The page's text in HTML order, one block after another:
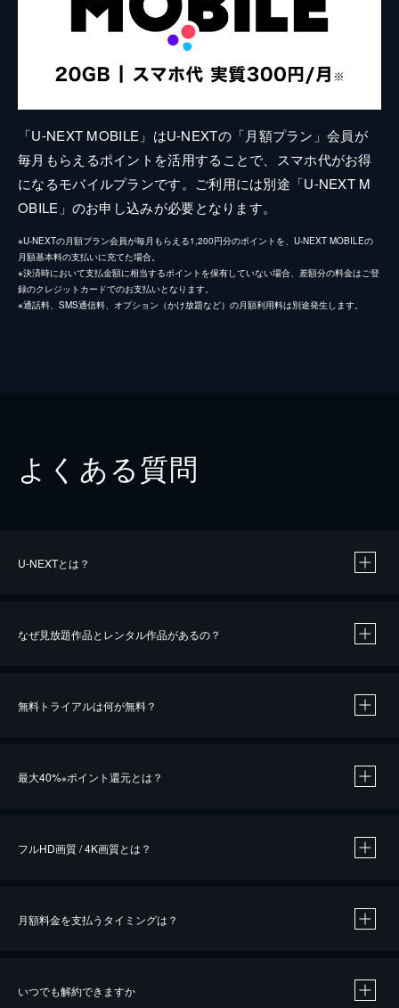
「U-NEXT MOBILE」はU-NEXTの「月額プラン」会員が
毎月もらえるポイントを活用することで、スマホ代がお得
になるモバイルプランです。ご利用には別途「U-NEXT M
OBILE」のお申し込みが必要となります。
※U-NEXTの月額プラン会員が毎月もらえる1,200円分のポイントを、U-NEXT MOBILEの
月額基本料の支払いに充てた場合。
※決済時において支払金額に相当するポイントを保有していない場合、差額分の料金はご登
録のクレジットカードでのお支払いとなります。
※通話料、SMS通信料、オプション（かけ放題など）の月額利用料は別途発生します。
よくある質問
U-NEXTとは？
なぜ見放題作品とレンタル作品があるの？
無料トライアルは何が無料？
最大40%※ポイント還元とは？
※40％ポイント還元の対象は、クレジットカード決済による作品の購入 / レンタルです。
フルHD画質 / 4K画質とは？
月額料金を支払うタイミングは？
いつでも解約できますか